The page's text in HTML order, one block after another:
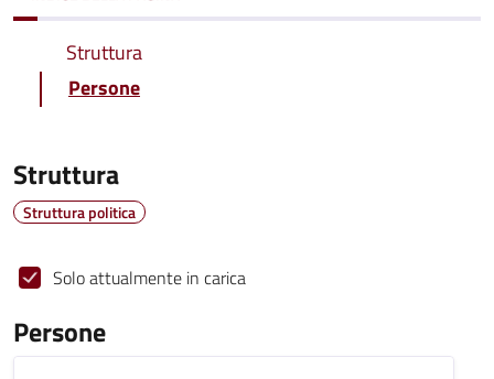
Struttura
Persone
Struttura
Struttura politica
Solo attualmente in carica
Persone